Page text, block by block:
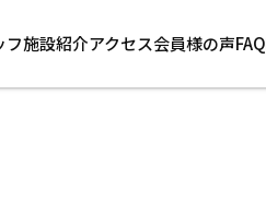
フ施設紹介アクセス会員様の声FAQ